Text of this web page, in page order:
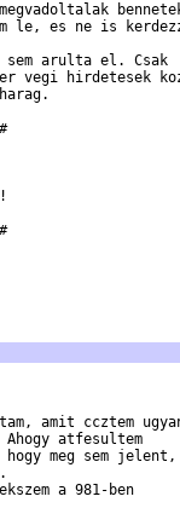
le, es ne is
sem arulta el. Csak
vegi hirdetesek
amit ccztem
atfesultem
meg sem jelent,
a 981-ben